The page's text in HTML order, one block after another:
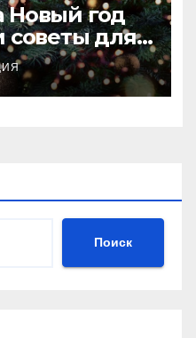
Новый год
советы для
Поиск